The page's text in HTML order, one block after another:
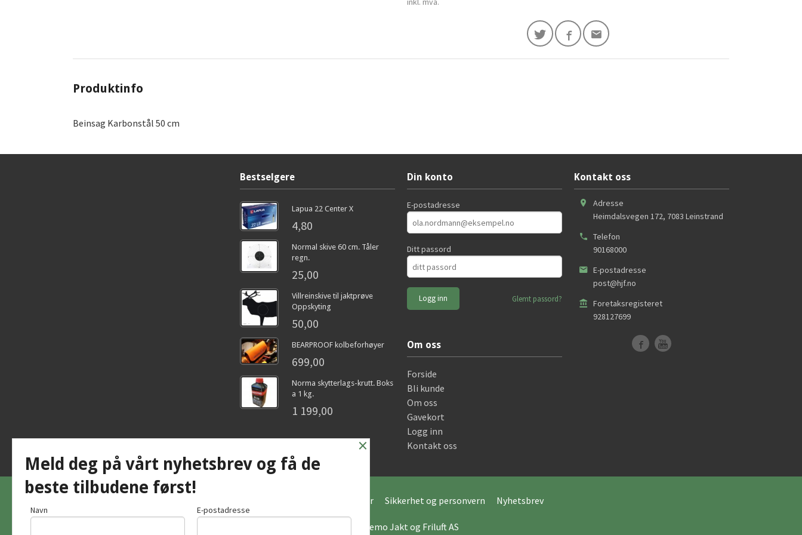
Produktinfo
Beinsag Karbonstål 50 cm
Bestselgere
Lapua 22 Center X
4,80
Normal skive 60 cm. Tåler
regn.
25,00
Villreinskive til jaktprøve
Oppskyting
50,00
BEARPROOF kolbeforhøyer
699,00
Norma skytterlags-krutt. Boks
a 1 kg.
1 199,00
Din konto
E-postadresse
Ditt passord
Glemt passord?
Om oss
Forside
Bli kunde
Om oss
Gavekort
Logg inn
Kontakt oss
Kontakt oss
Adresse
Heimdalsvegen 172, 7083 Leinstrand
Telefon
90168000
E-postadresse
post@hjf.no
Foretaksregisteret
928127699
Kjøpsbetingelser Sikkerhet og personvern Nyhetsbrev
© Hagemo Jakt og Friluft AS
×
Meld deg på vårt nyhetsbrev og få de
beste tilbudene først!
Navn E-postadresse